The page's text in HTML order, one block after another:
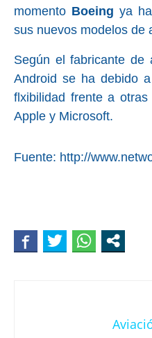
momento Boeing ya
sus nuevos modelos de
Según el fabricante de
Android se ha debido
flxibilidad frente a
Apple y Microsoft.
Fuente: http://